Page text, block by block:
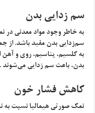
سم زدایی بدن
به خاطر وجود مواد معدنی در
سم‌زدایی بدن مفید باشد. از
به کلسیم، پتاسیم، روی و آهن
بدن، باعث سم زدایی می‌شوند .
کاهش فشار خون
نمک صورتی هیمالیا نسبت به